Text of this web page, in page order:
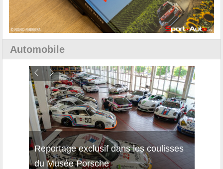
Automobile
Reportage exclusif dans les coulisses
du Musée Porsche